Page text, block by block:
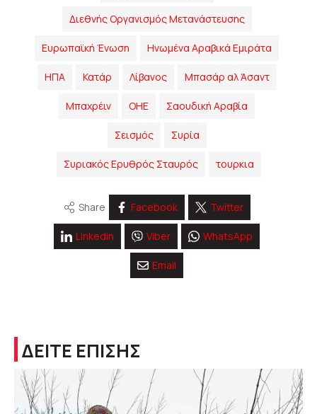
Διεθνής Οργανισμός Μετανάστευσης
Ευρωπαϊκή Ένωση Ηνωμένα Αραβικά Εμιράτα
ΗΠΑ Κατάρ Λίβανος Μπασάρ αλ Άσαντ
Μπαχρέιν ΟΗΕ Σαουδική Αραβία
Σεισμός Συρία
Συριακός Ερυθρός Σταυρός τουρκια
Share Facebook Twitter
Linkedin Viber WhatsApp
Email
ΔΕΙΤΕ ΕΠΙΣΗΣ